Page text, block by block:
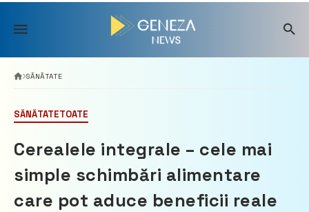
Skip
content
SĂNĂTATE
SĂNĂTATETOATE
Cerealele integrale – cele mai
simple schimbări alimentare
care pot aduce beneficii reale